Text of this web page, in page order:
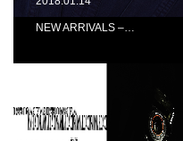
NEW ARRIVALS –…